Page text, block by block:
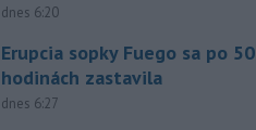
dnes 6:20
Erupcia sopky Fuego sa po 50
hodinách zastavila
dnes 6:27